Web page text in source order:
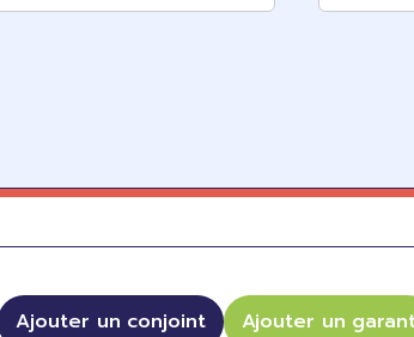
Ajouter un conjoint Ajouter un